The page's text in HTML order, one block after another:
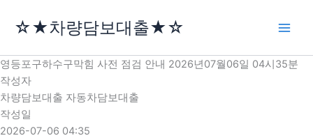
로
건
너
뛰
기
☆★차량담보대출★☆
영등포구하수구막힘 사전 점검 안내 2026년07월06일 04시35분
작성자
차량담보대출 자동차담보대출
작성일
2026-07-06 04:35